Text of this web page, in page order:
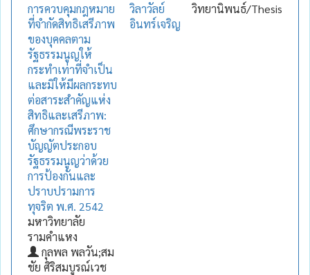
การควบคุมกฎหมาย
ที่จำกัดสิทธิเสรีภาพ
ของบุคคลตาม
รัฐธรรมนูญให้
กระทำเท่าที่จำเป็น
และมิให้มีผลกระทบ
ต่อสาระสำคัญแห่ง
สิทธิและเสรีภาพ:
ศึกษากรณีพระราช
บัญญัตประกอบ
รัฐธรรมนูญว่าด้วย
การป้องกันและ
ปราบปรามการ
ทุจริต พ.ศ. 2542
มหาวิทยาลัย
รามคำแหง
กุลพล พลวัน;สม
ชัย ศิริสมบูรณ์เวช
วิลาวัลย์
อินทร์เจริญ
วิทยานิพนธ์/Thesis